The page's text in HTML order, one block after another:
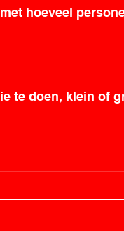
hoeveel
te doen, klein of